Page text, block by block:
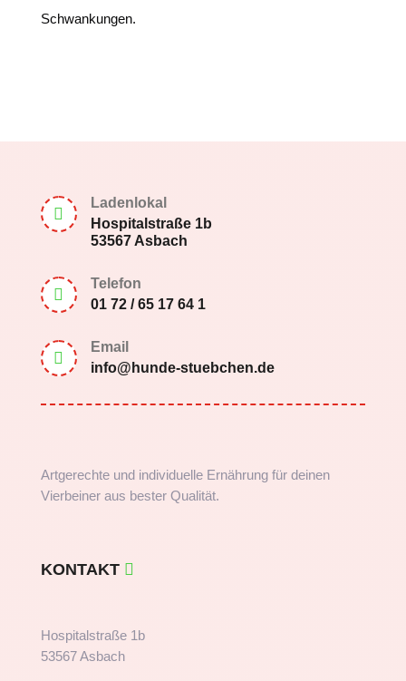
Schwankungen.

Ladenlokal
Hospitalstraße 1b
53567 Asbach

Telefon
01 72 / 65 17 64 1

Email
info@hunde-stuebchen.de
Artgerechte und individuelle Ernährung für deinen
Vierbeiner aus bester Qualität.
KONTAKT
Hospitalstraße 1b
53567 Asbach